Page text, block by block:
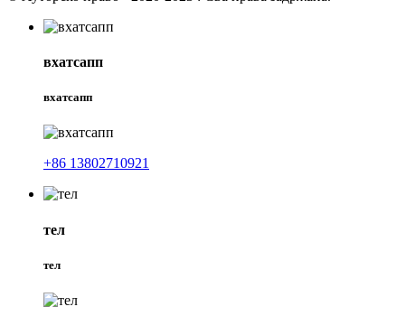
вхатсапп
вхатсапп
+86 13802710921
тел
тел